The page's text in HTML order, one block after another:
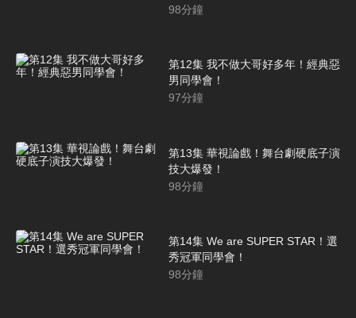
98分鐘
第12集 我不做大哥好多年！經典惡
男同學會！
97分鐘
第13集 華視論戲！舞台劇硬底子演
技大爆發！
98分鐘
第14集 We are SUPER STAR！選
秀冠軍同學會！
98分鐘